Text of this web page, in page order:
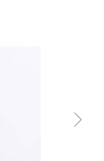
Fordon i lager